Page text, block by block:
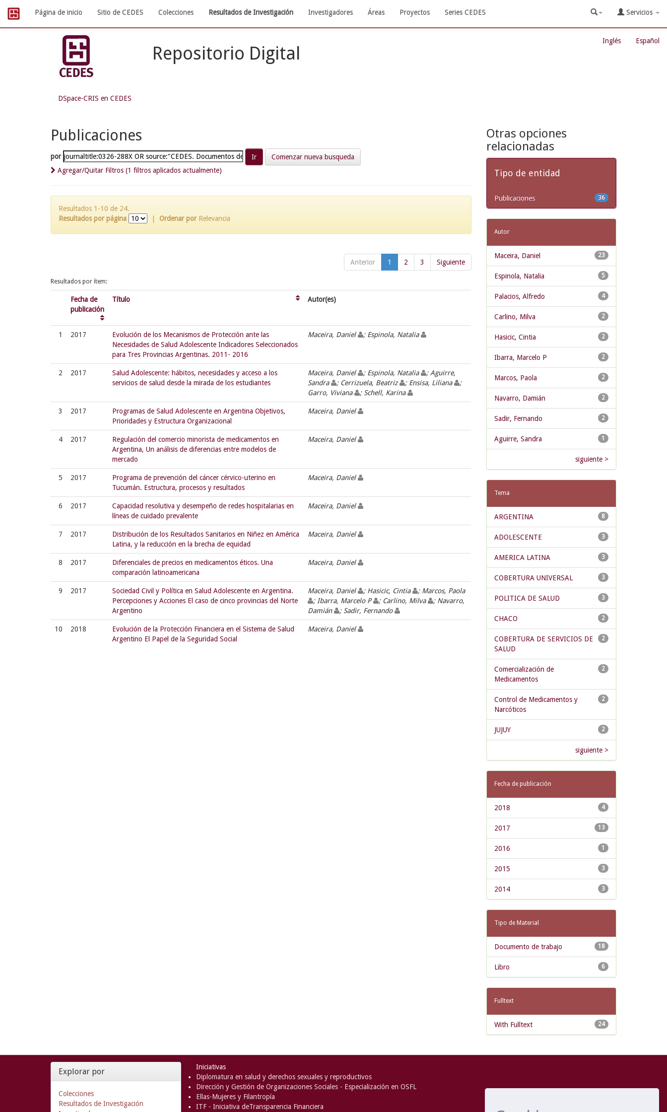
navigation
Página de inicio Sitio de CEDES Colecciones Resultados de Investigación Investigadores Áreas Proyectos Series CEDES Servicios
Inglés Español
Repositorio Digital
DSpace-CRIS en CEDES
Publicaciones
por
Comenzar nueva busqueda
Agregar/Quitar Filtros (1 filtros aplicados actualmente)
Resultados 1-10 de 24.
Resultados por página
Ordenar por Relevancia
Anterior 1 2 3 Siguiente
Resultados por ítem:
Fecha de
publicación
Título Autor(es)
1 2017
Evolución de los Mecanismos de Protección ante las
Necesidades de Salud Adolescente Indicadores Seleccionados
para Tres Provincias Argentinas. 2011- 2016
Maceira, Daniel ; Espinola, Natalia
2 2017
Salud Adolescente: hábitos, necesidades y acceso a los
servicios de salud desde la mirada de los estudiantes
Maceira, Daniel ; Espinola, Natalia
; Aguirre,
Sandra
; Cerrizuela, Beatriz ; Ensisa, Liliana
;
Garro, Viviana
; Schell, Karina
3 2017
Programas de Salud Adolescente en Argentina Objetivos,
Prioridades y Estructura Organizacional
Maceira, Daniel
4 2017
Regulación del comercio minorista de medicamentos en
Argentina, Un análisis de diferencias entre modelos de
mercado
Maceira, Daniel
5 2017
Programa de prevención del cáncer cérvico-uterino en
Tucumán. Estructura, procesos y resultados
Maceira, Daniel
6 2017
Capacidad resolutiva y desempeño de redes hospitalarias en
líneas de cuidado prevalente
Maceira, Daniel
7 2017
Distribución de los Resultados Sanitarios en Niñez en América
Latina, y la reducción en la brecha de equidad
Maceira, Daniel
8 2017
Diferenciales de precios en medicamentos éticos. Una
comparación latinoamericana
Maceira, Daniel
9 2017
Sociedad Civil y Política en Salud Adolescente en Argentina.
Percepciones y Acciones El caso de cinco provincias del Norte
Argentino
Maceira, Daniel ; Hasicic, Cintia
; Marcos, Paola
; Ibarra, Marcelo P
; Carlino, Milva
; Navarro,
Damián
; Sadir, Fernando
10 2018
Evolución de la Protección Financiera en el Sistema de Salud
Argentino El Papel de la Seguridad Social
Maceira, Daniel
Otras opciones
relacionadas
Tipo de entidad
36
Publicaciones
Autor
23
Maceira, Daniel
5
Espinola, Natalia
4
Palacios, Alfredo
2
Carlino, Milva
2
Hasicic, Cintia
2
Ibarra, Marcelo P
2
Marcos, Paola
2
Navarro, Damián
2
Sadir, Fernando
1
Aguirre, Sandra
siguiente >
Tema
8
ARGENTINA
3
ADOLESCENTE
3
AMERICA LATINA
3
COBERTURA UNIVERSAL
3
POLITICA DE SALUD
2
CHACO
2
COBERTURA DE SERVICIOS DE
SALUD
2
Comercialización de
Medicamentos
2
Control de Medicamentos y
Narcóticos
2
JUJUY
siguiente >
Fecha de publicación
4
2018
13
2017
1
2016
3
2015
3
2014
Tipo de Material
18
Documento de trabajo
6
Libro
Fulltext
24
With Fulltext
Explorar por
Colecciones
Resultados de Investigación
Iniciativas
Diplomatura en salud y derechos sexuales y reproductivos
Dirección y Gestión de Organizaciones Sociales - Especialización en OSFL
Ellas-Mujeres y Filantropía
ITF - Iniciativa deTransparencia Financiera